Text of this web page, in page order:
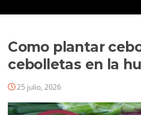
Como plantar
cebolletas en la
25 julio, 2026